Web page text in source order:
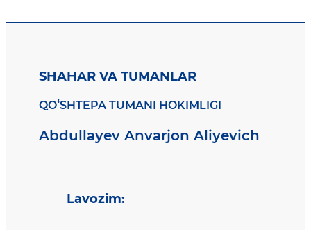
SHAHAR VA TUMANLAR
QOʻSHTEPA TUMANI HOKIMLIGI
Abdullayev Anvarjon Aliyevich
Lavozim: